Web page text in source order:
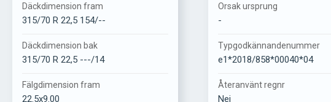
Däckdimension fram
315/70 R 22,5 154/--
Däckdimension bak
315/70 R 22,5 ---/14
Fälgdimension fram
22.5x9.00
Orsak ursprung
-
Typgodkännandenummer
e1*2018/858*00040*04
Återanvänt regnr
Nej